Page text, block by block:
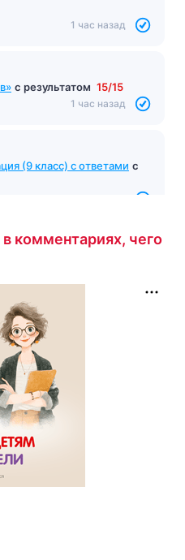
1 час назад
комментариях, чего